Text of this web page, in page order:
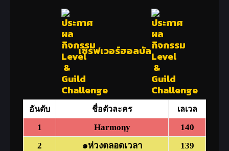
แสงธรรมบูรพา
128
มิโดโระมิโกะ
127
เซิร์ฟเวอร์ฮอลบัล
อันดับ ชื่อตัวละคร เลเวล
1 Harmonฺy
140
2
๑ห่วงตลอดเวลา
139